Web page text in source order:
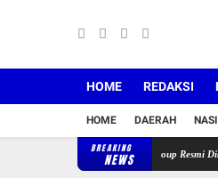
HOME REDAKSI
HOME DAERAH
BREAKING
NEWS
APDESI Cileles–BIL Group Resmi Dibuka, Nabil